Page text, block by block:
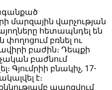
մարզային վարչության
հետապնդել են
բռնել ու
բաժին։ Դեպքի
բաժնում
Գյումրիի բնակիչ, 17-
է։
պարզվում